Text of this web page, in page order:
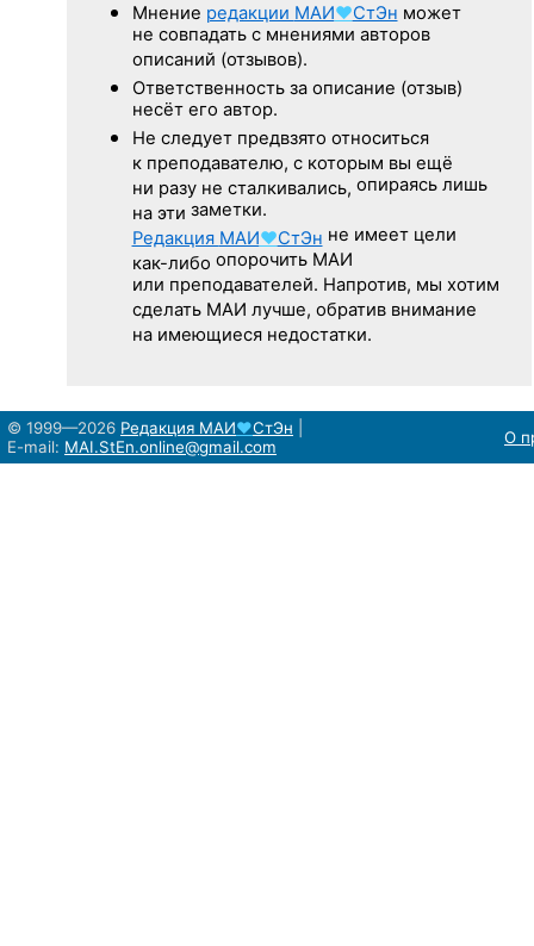
Мнение редакции МАИ♥СтЭн может
не совпадать с мнениями авторов
описаний (отзывов).
Ответственность за описание (отзыв)
несёт его автор.
Не следуетпредвзято относиться
к преподавателю, с которым вы ещё
ни разу не сталкивались, опираясь лишь
на эти заметки.
Редакция МАИ♥СтЭн не имеет цели
как-либо опорочить МАИ
или преподавателей. Напротив, мы хотим
сделать МАИ лучше, обратив внимание
на имеющиеся недостатки.
© 1999—2026 Редакция МАИ♥СтЭн
E-mail: MAI.StEn.online@gmail.com О